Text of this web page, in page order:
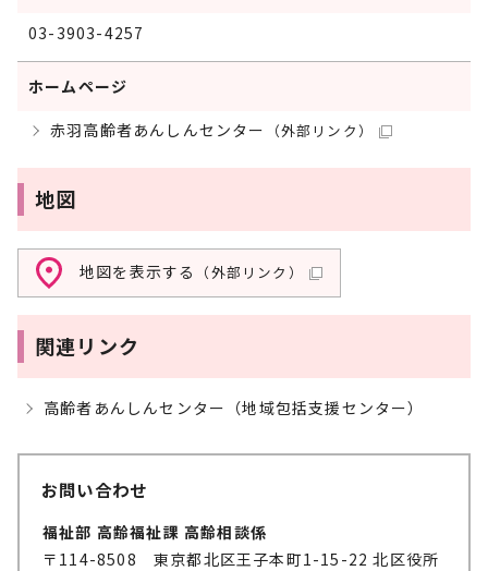
03-3903-4257
ホームページ
赤羽高齢者あんしんセンター
（外部リンク）
地図
地図を表示する （外部リンク）
関連リンク
高齢者あんしんセンター（地域包括支援センター）
お問い合わせ
福祉部 高齢福祉課 高齢相談係
〒114-8508 東京都北区王子本町1-15-22 北区役所